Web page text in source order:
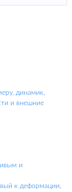
динамик,
и внешние
и
к деформации,